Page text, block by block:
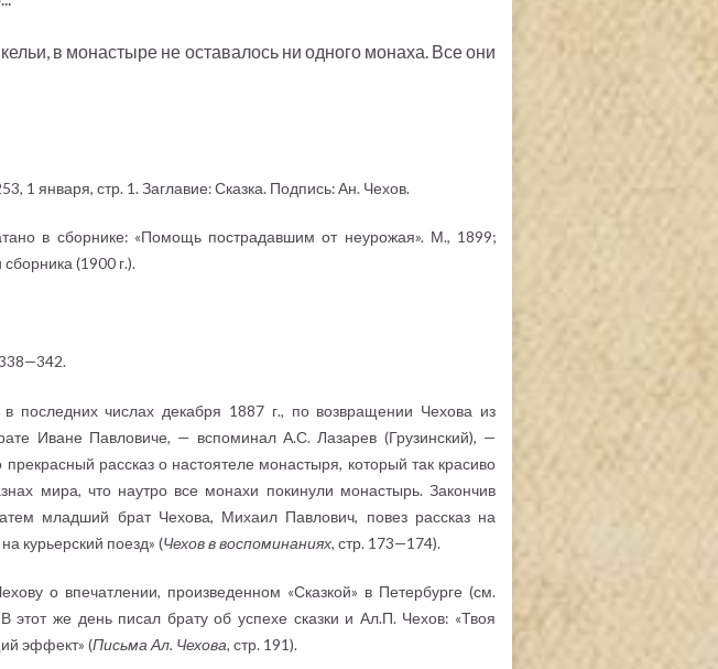
в монастыре не оставалось ни одного монаха. Все они
1 января, стр. 1. Заглавие: Сказка. Подпись: Ан. Чехов.
в сборнике: «Помощь пострадавшим от неурожая». М., 1899;
(1900 г.).
338—342.
последних числах декабря 1887 г., по возвращении Чехова из
Иване Павловиче, — вспоминал А.С. Лазарев (Грузинский), —
рассказ о настоятеле монастыря, который так красиво
мира, что наутро все монахи покинули монастырь. Закончив
младший брат Чехова, Михаил Павлович, повез рассказ на
курьерский поезд» (Чехов в воспоминаниях, стр. 173—174).
о впечатлении, произведенном «Сказкой» в Петербурге (см.
этот же день писал брату об успехе сказки и Ал.П. Чехов: «Твоя
эффект» (Письма Ал. Чехова, стр. 191).